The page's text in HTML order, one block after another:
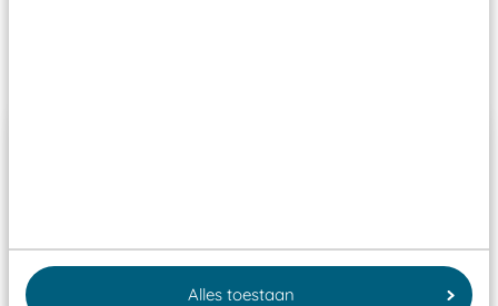
Alles toestaan